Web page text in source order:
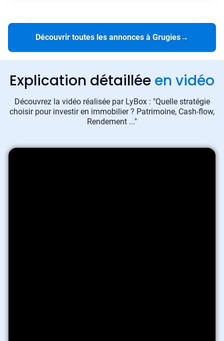
Découvrir toutes les annonces à Grugies→
Explication détaillée en vidéo
Découvrez la vidéo réalisée par LyBox : "Quelle stratégie
choisir pour investir en immobilier ? Patrimoine, Cash-flow,
Rendement ..."